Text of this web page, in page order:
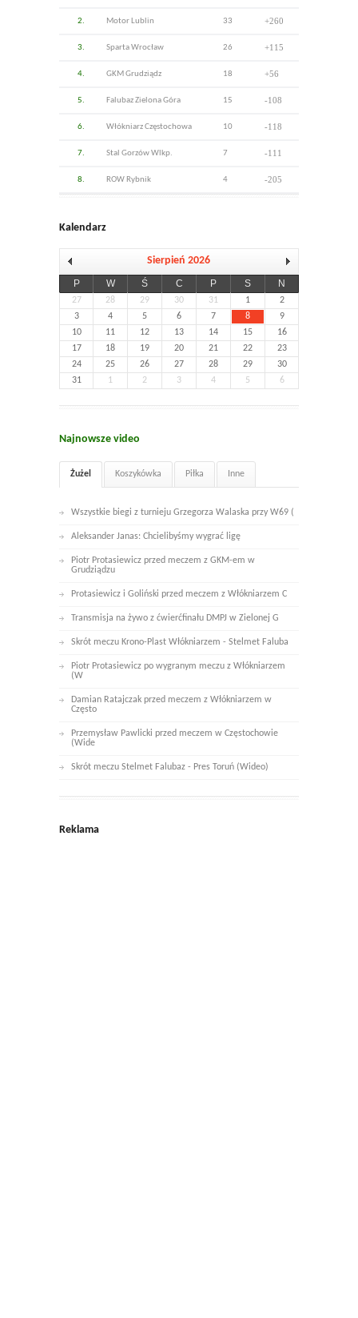
2. Motor Lublin 33 +260
3. Sparta Wrocław 26 +115
4. GKM Grudziądz 18 +56
5. Falubaz Zielona Góra 15 -108
6. Włókniarz Częstochowa 10 -118
7. Stal Gorzów Wlkp. 7 -111
8. ROW Rybnik 4 -205
Kalendarz
Sierpień 2026
P W Ś C P S N
27 28 29 30 31 1
2
3
4 5 6 7 8
9
10
11 12 13 14 15
16
17
18 19 20 21 22
23
24
25 26 27 28 29
30
31
1 2 3 4 5 6
Najnowsze video
Żużel Koszykówka Piłka Inne
Wszystkie biegi z turnieju Grzegorza Walaska przy W69 (
Aleksander Janas: Chcielibyśmy wygrać ligę
Piotr Protasiewicz przed meczem z GKM-em w
Grudziądzu
Protasiewicz i Goliński przed meczem z Włókniarzem C
Transmisja na żywo z ćwierćfinału DMPJ w Zielonej G
Skrót meczu Krono-Plast Włókniarzem - Stelmet Faluba
Piotr Protasiewicz po wygranym meczu z Włókniarzem
(W
Damian Ratajczak przed meczem z Włókniarzem w
Często
Przemysław Pawlicki przed meczem w Częstochowie
(Wide
Skrót meczu Stelmet Falubaz - Pres Toruń (Wideo)
Reklama